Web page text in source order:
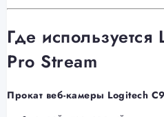
Где
Pro Stream
Прокат веб-камеры Logitech